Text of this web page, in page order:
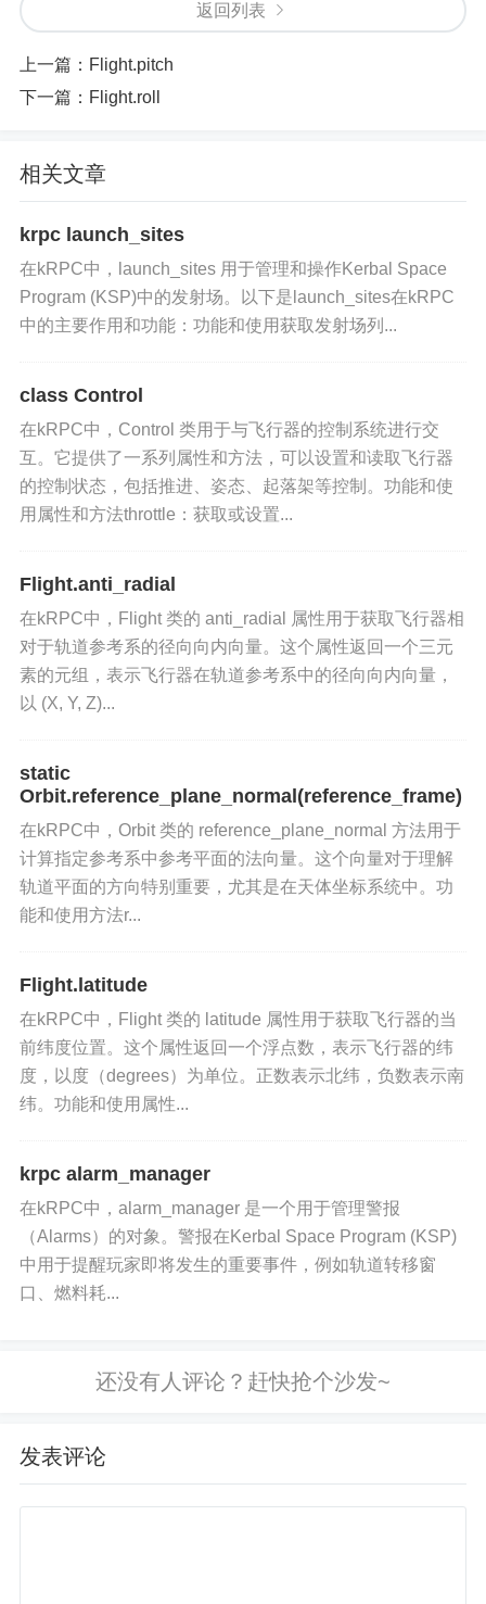
获取飞行器当前的航向角：通过调用flight_inf
o.heading属性，获取飞行器当前的航向角，并打
印结果。
应用场景
航和路径规划。
任务规划：在任务规划阶段，利用航向角信息设计
和优化飞行器的航线和目标位置。
科学研究：在科学研究中，使用航向角数据进行飞
行器运动和动力学的分析。
相关类和方法
pitch
roll：获取飞行器的横滚角，以度为单位。
velocity：获取飞行器在指定参考系中的速度，以
米每秒（m/s）为单位。
mean_altitude ：获取飞行器相对于参考体的平
均高度，以米为单位。
surface_altitude ：获取飞行器相对于地表的高
返回列表
上一篇： Flight.pitch
下一篇： Flight.roll
相关文章
krpc launch_sites
在kRPC中，launch_sites 用于管理和操作Kerbal Space
Program (KSP)中的发射场。以下是launch_sites在kRPC
中的主要作用和功能：功能和使用获取发射场列...
class Control
在kRPC中，Control 类用于与飞行器的控制系统进行交
互。它提供了一系列属性和方法，可以设置和读取飞行器
的控制状态，包括推进、姿态、起落架等控制。功能和使
用属性和方法throttle：获取或设置...
Flight.anti_radial
在kRPC中，Flight 类的 anti_radial 属性用于获取飞行器相
对于轨道参考系的径向向内向量。这个属性返回一个三元
素的元组，表示飞行器在轨道参考系中的径向向内向量，
以 (X, Y, Z)...
static
Orbit.reference_plane_normal(reference_frame)
在kRPC中，Orbit 类的 reference_plane_normal 方法用于
计算指定参考系中参考平面的法向量。这个向量对于理解
轨道平面的方向特别重要，尤其是在天体坐标系统中。功
能和使用方法r...
Flight.latitude
在kRPC中，Flight 类的 latitude 属性用于获取飞行器的当
前纬度位置。这个属性返回一个浮点数，表示飞行器的纬
度，以度（degrees）为单位。正数表示北纬，负数表示南
纬。功能和使用属性...
krpc alarm_manager
在kRPC中，alarm_manager 是一个用于管理警报
（Alarms）的对象。警报在Kerbal Space Program (KSP)
中用于提醒玩家即将发生的重要事件，例如轨道转移窗
口、燃料耗...
发表评论